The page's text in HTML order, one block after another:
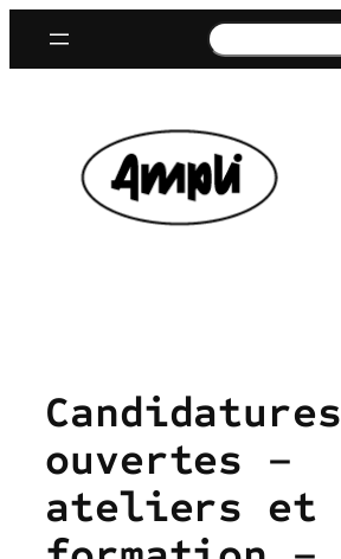
Rechercher
Candidatures
ouvertes –
ateliers et